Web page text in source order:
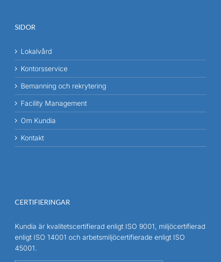
SIDOR
Lokalvård
Kontorsservice
Bemanning och rekrytering
Facility Management
Om Kundia
Kontakt
CERTIFIERINGAR
Kundia är kvalitetscertifierad enligt ISO 9001, miljöcertifierad
enligt ISO 14001 och arbetsmiljöcertifierade enligt ISO
45001.